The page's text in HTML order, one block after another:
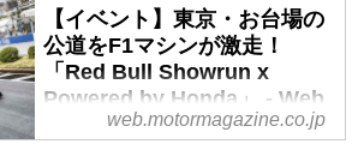
【イベント】東京・お台場の
公道をF1マシンが激走！
「Red Bull Showrun x
Powered by Honda」 - Web
モーターマガジン
web.motormagazine.co.jp